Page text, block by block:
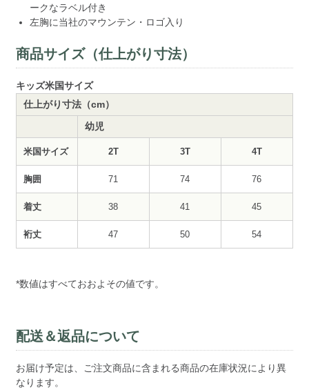
ークなラベル付き
左胸に当社のマウンテン・ロゴ入り
商品サイズ（仕上がり寸法）
キッズ米国サイズ
仕上がり寸法（cm）
幼児
米国サイズ 2T 3T 4T
胸囲 71 74 76
着丈 38 41 45
裄丈 47 50 54
*数値はすべておおよその値です。
配送＆返品について
お届け予定は、ご注文商品に含まれる商品の在庫状況により異
なります。